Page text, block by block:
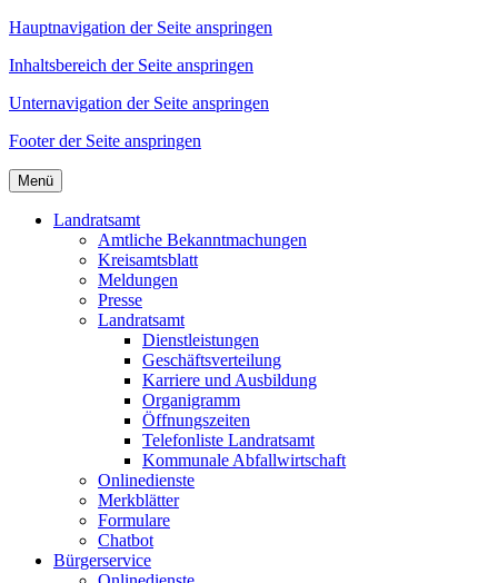
Hauptnavigation der Seite anspringen
Inhaltsbereich der Seite anspringen
Unternavigation der Seite anspringen
Footer der Seite anspringen
Menü
Landratsamt
Amtliche Bekanntmachungen
Kreisamtsblatt
Meldungen
Presse
Landratsamt
Dienstleistungen
Geschäftsverteilung
Karriere und Ausbildung
Organigramm
Öffnungszeiten
Telefonliste Landratsamt
Kommunale Abfallwirtschaft
Onlinedienste
Merkblätter
Formulare
Chatbot
Bürgerservice